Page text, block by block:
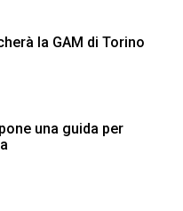
la GAM di Torino
una guida per